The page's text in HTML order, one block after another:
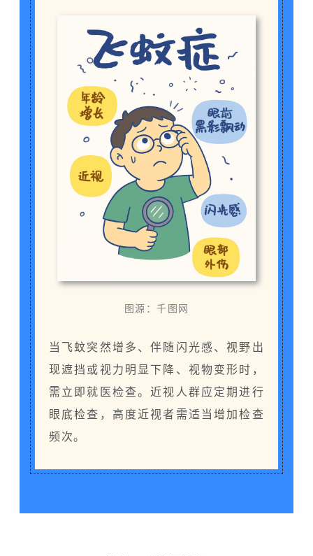
图源：千图网
当飞蚊突然增多、伴随闪光感、视野出
现遮挡或视力明显下降、视物变形时，
需立即就医检查。近视人群应定期进行
眼底检查，高度近视者需适当增加检查
频次。